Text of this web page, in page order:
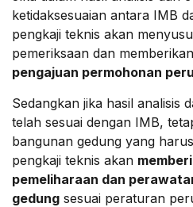
ketidaksesuaian antara IMB
pengkaji teknis akan
pemeriksaan dan memberikan
pengajuan permohonan
Sedangkan jika hasil analisis
telah sesuai dengan IMB,
bangunan gedung yang
pengkaji teknis akan
pemeliharaan dan
gedung sesuai peraturan